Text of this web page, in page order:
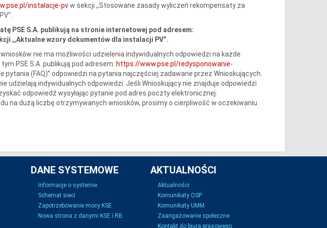
instalacje-pvw sekcji ,,Stosowane zasady wyliczeń rekompensaty za
PSE S.A. publikują na stronie internetowej pod adresem:
,,Aktualne wzory dokumentów dla instalacji PV”.
nie ma możliwości udzielenia indywidualnych odpowiedzi na każde
PSE S.A. publikują pod adresem: https://www.pse.pl/redysponowanie-
pytania (FAQ)” odpowiedzi na pytania najczęściej zadawane przez Wnioskujących.
udzielają indywidualnych odpowiedzi. Jeśli Wnioskujący nie znajduje odpowiedzi
odpowiedź wysyłając pytanie pod adres poczty elektronicznej:
na dużą liczbę otrzymywanych wniosków, prosimy o cierpliwość w oczekiwaniu
DANE SYSTEMOWE
Informacje o systemie
Schemat sieci
Zapotrzebowanie mocy KSE
Nowa strona z danymi KSE i RB
AKTUALNOŚCI
Aktualności
Komunikaty OSP
Komunikaty UMM
Zaangażowanie społeczne
Kontakt do biura prasowego